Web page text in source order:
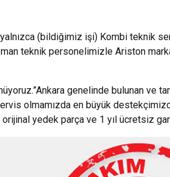
yalnızca (bildiğimiz işi) Kombi teknik
teknik personelimizle Ariston
genelinde bulunan
olmamızda en büyük
yedek parça ve 1 yıl ücretsiz